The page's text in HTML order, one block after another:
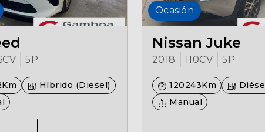
5P
Híbrido (Diesel)
Ocasión
Nissan Juke
2018 110CV 5P
120243Km
Diésel
Manual